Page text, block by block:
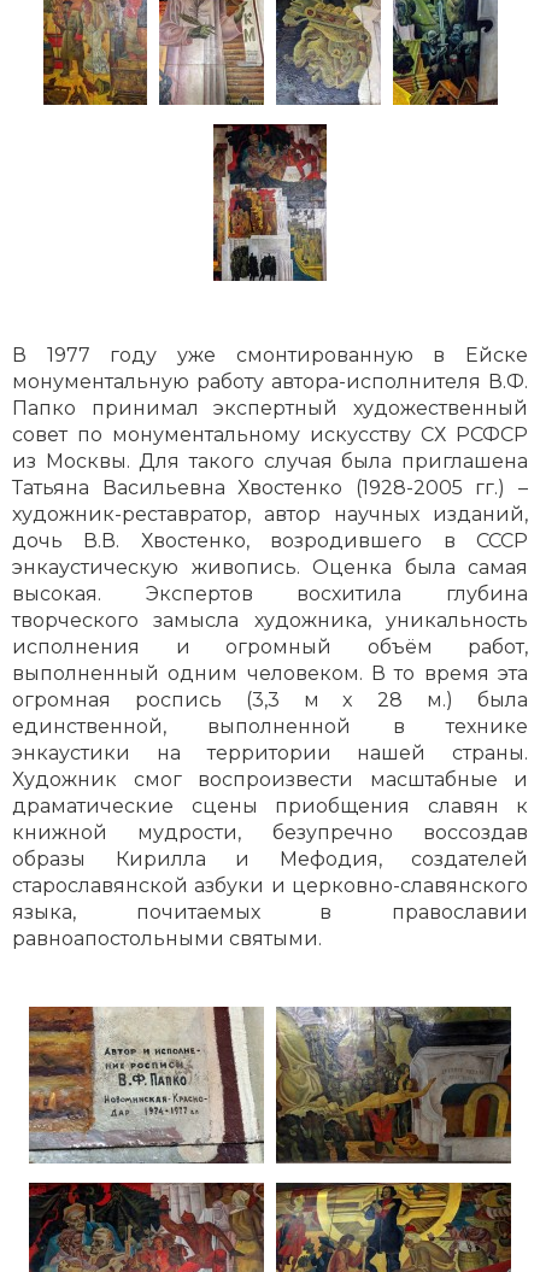
В 1977 году уже смонтированную в Ейске
монументальную работу автора-исполнителя В.Ф.
Папко принимал экспертный художественный
совет по монументальному искусству СХ РСФСР
из Москвы. Для такого случая была приглашена
Татьяна Васильевна Хвостенко (1928-2005 гг.) –
художник-реставратор, автор научных изданий,
дочь В.В. Хвостенко, возродившего в СССР
энкаустическую живопись. Оценка была самая
высокая. Экспертов восхитила глубина
творческого замысла художника, уникальность
исполнения и огромный объём работ,
выполненный одним человеком. В то время эта
огромная роспись (3,3 м x 28 м.) была
единственной, выполненной в технике
энкаустики на территории нашей страны.
Художник смог воспроизвести масштабные и
драматические сцены приобщения славян к
книжной мудрости, безупречно воссоздав
образы Кирилла и Мефодия, создателей
старославянской азбуки и церковно-славянского
языка, почитаемых в православии
равноапостольными святыми.